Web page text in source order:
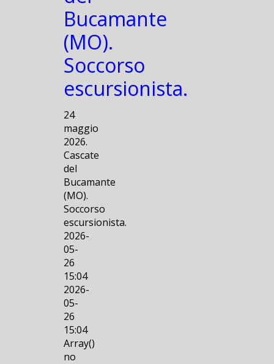
Bucamante
(MO).
Soccorso
escursionista.
24
maggio
2026.
Cascate
del
Bucamante
(MO).
Soccorso
escursionista.
2026-
05-
26
15:04
2026-
05-
26
15:04
Array()
no